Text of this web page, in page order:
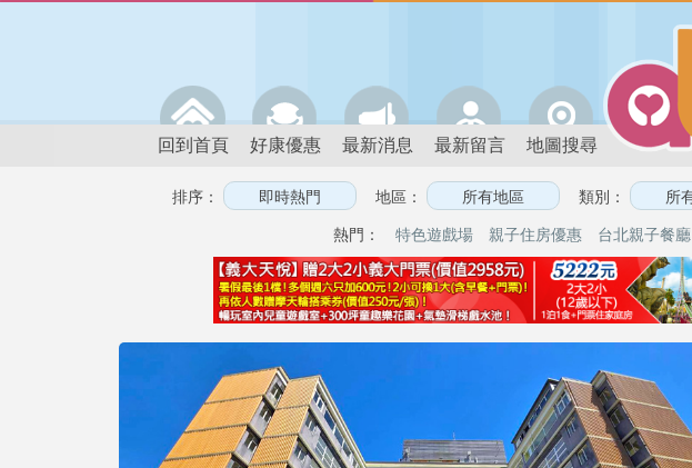
回到首頁 好康優惠 最新消息 最新留言 地圖搜尋
排序： 地區： 類別：
熱門： 特色遊戲場 親子住房優惠 台北親子餐廳